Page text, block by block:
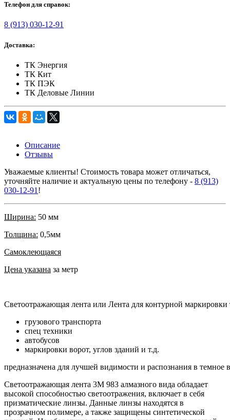
Телефон для справок:
8 (913) 030-12-91
Доставка:
ТК Энергия
ТК Кит
ТК ПЭК
ТК Деловые Линии
Описание
Отзывы
Уважаемые клиенты! Стоимость товара может отличаться,
уточняйте наличие и актуальную цены по телефону - 8 (913)
030-12-91 !
Ширина: 50 мм
Толщина: 0,5мм
Самоклеющаяся
Цена указана за метр
Светоотражающая лента или Лента для контурной маркировки
грузового транспорта
спец техники
автобусов
маркировки ворот, углов зданий и т.д.
предназначена для лучшей видимости и распознания в темное
Светоотражающая лента 3М 983 алмазного вида обладает
высокой способностью светоотражения, включает в себя
призматические линзы. Данные линзы находятся в
прозрачном полимере, а также защищены синтетической